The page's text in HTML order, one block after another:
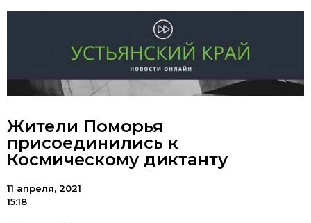
Жители Поморья
присоединились к
Космическому диктанту
11 апреля, 2021
15:18